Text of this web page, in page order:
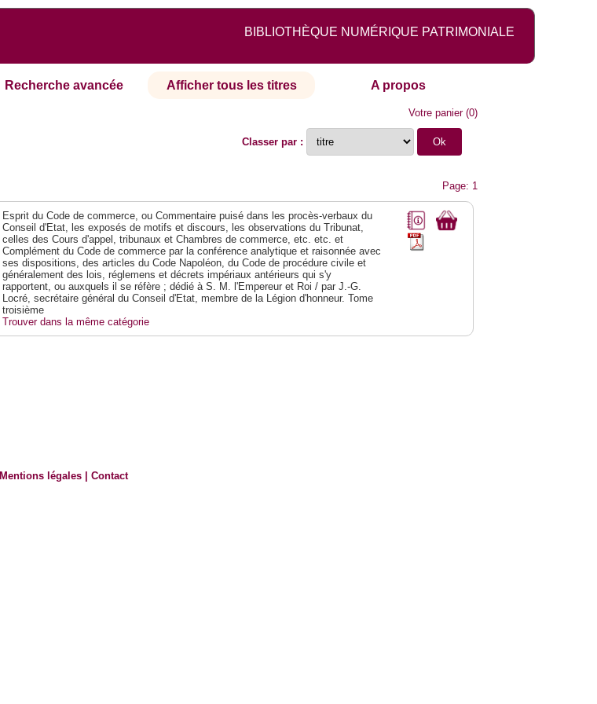
BIBLIOTHÈQUE NUMÉRIQUE PATRIMONIALE
Recherche avancée Afficher tous les titres A propos
Votre panier(0)
Classer par :
Page: 1
Esprit du Code de commerce, ou Commentaire puisé dans les procès-verbaux du
Conseil d'Etat, les exposés de motifs et discours, les observations du Tribunat,
celles des Cours d'appel, tribunaux et Chambres de commerce, etc. etc. et
Complément du Code de commerce par la conférence analytique et raisonnée avec
ses dispositions, des articles du Code Napoléon, du Code de procédure civile et
généralement des lois, réglemens et décrets impériaux antérieurs qui s'y
rapportent, ou auxquels il se réfère ; dédié à S. M. l'Empereur et Roi / par J.-G.
Locré, secrétaire général du Conseil d'Etat, membre de la Légion d'honneur. Tome
troisième
Trouver dans la même catégorie
Mentions légales |Contact